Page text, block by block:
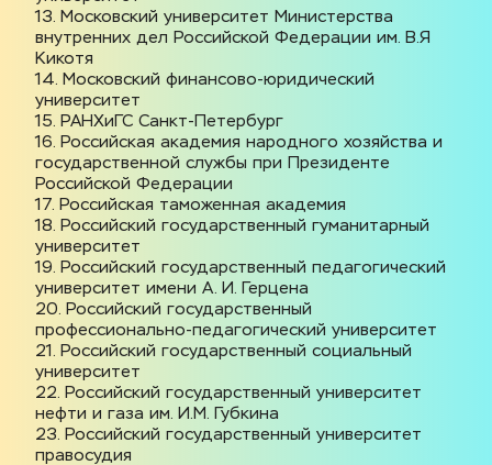
13. Московский университет Министерства
внутренних дел Российской Федерации им. В.Я
Кикотя
14. Московский финансово-юридический
университет
15. РАНХиГС Санкт-Петербург
16. Российская академия народного хозяйства и
государственной службы при Президенте
Российской Федерации
17. Российская таможенная академия
18. Российский государственный гуманитарный
университет
19. Российский государственный педагогический
университет имени А. И. Герцена
20. Российский государственный
профессионально-педагогический университет
21. Российский государственный социальный
университет
22. Российский государственный университет
нефти и газа им. И.М. Губкина
23. Российский государственный университет
правосудия